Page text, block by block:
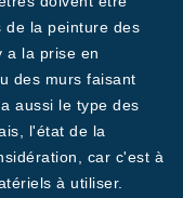
de la peinture des
a la prise en
des murs faisant
aussi le type des
l'état de la
car c'est à
à utiliser.